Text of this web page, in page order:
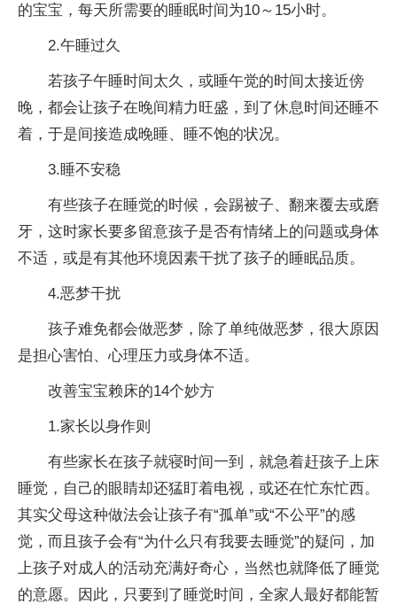
的宝宝，每天所需要的睡眠时间为10～15小时。
2.午睡过久
若孩子午睡时间太久，或睡午觉的时间太接近傍
晚，都会让孩子在晚间精力旺盛，到了休息时间还睡不
着，于是间接造成晚睡、睡不饱的状况。
3.睡不安稳
有些孩子在睡觉的时候，会踢被子、翻来覆去或磨
牙，这时家长要多留意孩子是否有情绪上的问题或身体
不适，或是有其他环境因素干扰了孩子的睡眠品质。
4.恶梦干扰
孩子难免都会做恶梦，除了单纯做恶梦，很大原因
是担心害怕、心理压力或身体不适。
改善宝宝赖床的14个妙方
1.家长以身作则
有些家长在孩子就寝时间一到，就急着赶孩子上床
睡觉，自己的眼睛却还猛盯着电视，或还在忙东忙西。
其实父母这种做法会让孩子有“孤单”或“不公平”的感
觉，而且孩子会有“为什么只有我要去睡觉”的疑问，加
上孩子对成人的活动充满好奇心，当然也就降低了睡觉
的意愿。因此，只要到了睡觉时间，全家人最好都能暂